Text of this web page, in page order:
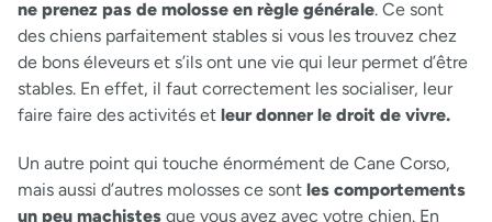
ne prenez pas de molosse en règle générale. Ce sont
des chiens parfaitement stables si vous les trouvez chez
de bons éleveurs et s’ils ont une vie qui leur permet d’être
stables. En effet, il faut correctement les socialiser, leur
faire faire des activités et leur donner le droit de vivre.
Un autre point qui touche énormément de Cane Corso,
mais aussi d’autres molosses ce sont les comportements
un peu machistes que vous avez avec votre chien. En